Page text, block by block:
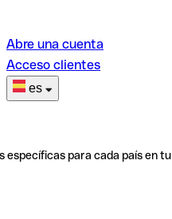
Abre una cuenta
Acceso clientes
es
específicas para cada país en tu